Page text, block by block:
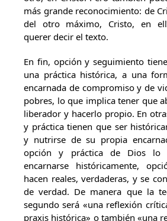
más grande reconocimiento: de
del otro máximo, Cristo, en
querer decir el texto.
En fin, opción y seguimiento
una práctica histórica, a una
encarnada de compromiso y de
pobres, lo que implica tener que
liberador y hacerlo propio. En
y práctica tienen que ser
y nutrirse de su propia
opción y práctica de Dios lo
encarnarse históricamente,
hacen reales, verdaderas, y se
de verdad. De manera que la
segundo será «una reflexión
praxis histórica» o también «una